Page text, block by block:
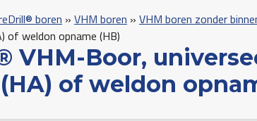
boren » VHM boren » VHM boren zonder
of weldon opname (HB)
VHM-Boor,
of weldon